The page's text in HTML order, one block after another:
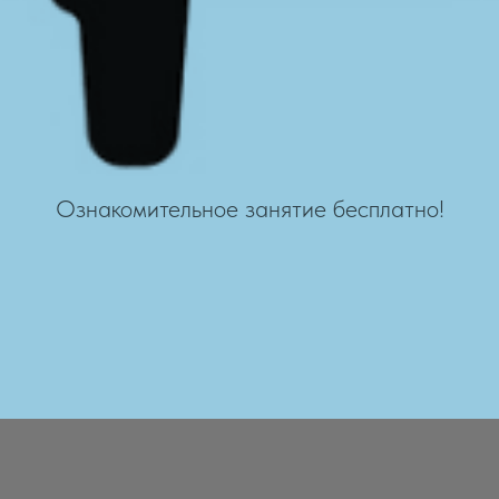
Ознакомительное занятие бесплатно!